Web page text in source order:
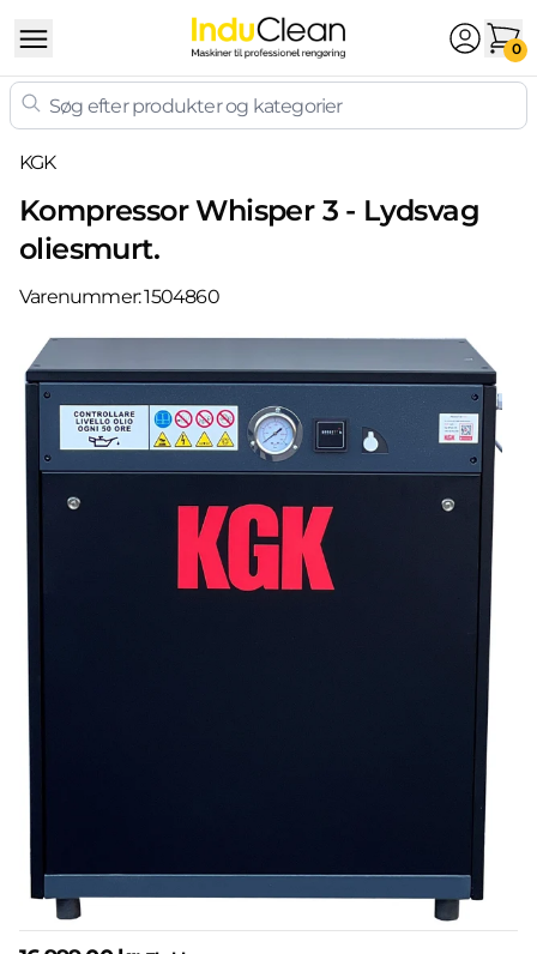
0
KGK
Kompressor Whisper 3 - Lydsvag
oliesmurt.
Varenummer:1504860